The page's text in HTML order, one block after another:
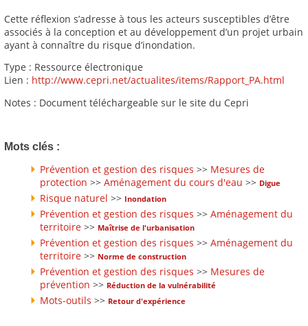
Cette réflexion s’adresse à tous les acteurs susceptibles d’être
associés à la conception et au développement d’un projet urbain
ayant à connaître du risque d’inondation.
Type : Ressource électronique
Lien : http://www.cepri.net/actualites/items/Rapport_PA.html
Notes : Document téléchargeable sur le site du Cepri
Mots clés :
Prévention et gestion des risques >> Mesures de
protection >> Aménagement du cours d'eau >> Digue
Risque naturel >> Inondation
Prévention et gestion des risques >> Aménagement du
territoire >> Maîtrise de l'urbanisation
Prévention et gestion des risques >> Aménagement du
territoire >> Norme de construction
Prévention et gestion des risques >> Mesures de
prévention >> Réduction de la vulnérabilité
Mots-outils >> Retour d'expérience